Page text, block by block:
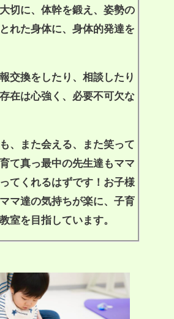
切に、体幹を鍛え、姿勢の
れた身体に、身体的発達を
交換をしたり、相談したり
在は心強く、必要不可欠な
、また会える、また笑って
て真っ最中の先生達もママ
てくれるはずです！お子様
マ達の気持ちが楽に、子育
室を目指しています。